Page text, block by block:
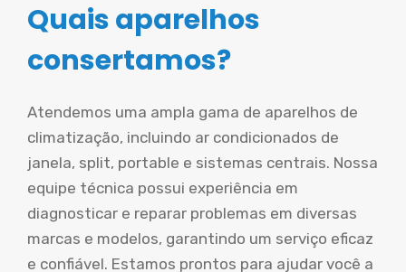
Quais aparelhos
consertamos?
Atendemos uma ampla gama de aparelhos de
climatização, incluindo ar condicionados de
janela, split, portable e sistemas centrais. Nossa
equipe técnica possui experiência em
diagnosticar e reparar problemas em diversas
marcas e modelos, garantindo um serviço eficaz
e confiável. Estamos prontos para ajudar você a